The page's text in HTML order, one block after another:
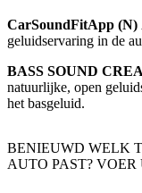
CarSoundFitApp (N)
geluidservaring in de
BASS SOUND
natuurlijke, open
het basgeluid.
BENIEUWD WELK
AUTO PAST?